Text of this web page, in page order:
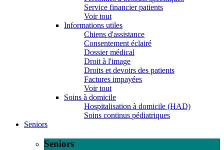
Service financier patients
Voir tout
Informations utiles
Chiens d'assistance
Consentement éclairé
Dossier médical
Droit à l'image
Droits et devoirs des patients
Factures impayées
Voir tout
Soins à domicile
Hospitalisation à domicile (HAD)
Soins continus pédiatriques
Seniors
Seniors